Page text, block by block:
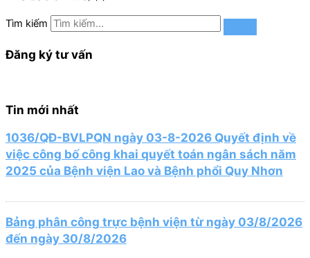
Tìm kiếm
Đăng ký tư vấn
Tin mới nhất
1036/QĐ-BVLPQN ngày 03-8-2026 Quyết định về
việc công bố công khai quyết toán ngân sách năm
2025 của Bệnh viện Lao và Bệnh phổi Quy Nhơn
Bảng phân công trực bệnh viện từ ngày 03/8/2026
đến ngày 30/8/2026